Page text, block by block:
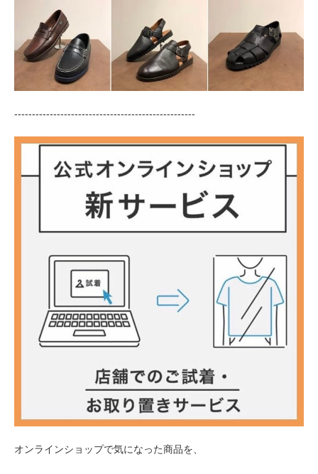
---------------------------------------------------
オンラインショップで気になった商品を、